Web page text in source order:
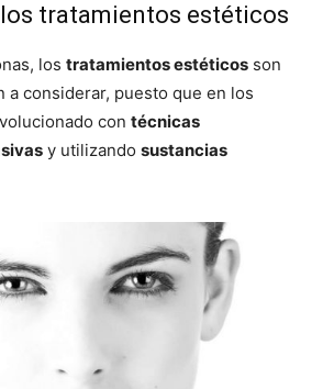
tratamientos estéticos
los tratamientos estéticos son
a considerar, puesto que en los
con técnicas
y utilizando sustancias